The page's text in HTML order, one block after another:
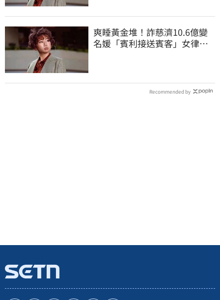
爽睡黃金堆！詐慈濟10.6億變
名媛「賓利接送賓客」女律師
Recommended by